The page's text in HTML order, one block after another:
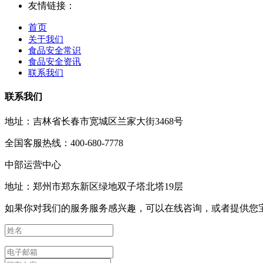
友情链接：
首页
关于我们
食品安全常识
食品安全资讯
联系我们
联系我们
地址：吉林省长春市宽城区兰家大街3468号
全国客服热线：400-680-7778
中部运营中心
地址：郑州市郑东新区绿地双子塔北塔19层
如果你对我们的服务服务感兴趣，可以在线咨询，或者提供您